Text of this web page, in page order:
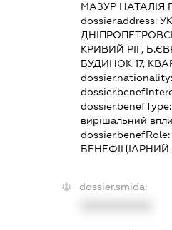
МАЗУР НАТАЛІЯ
dossier.address:
КРИВИЙ РІГ,
БУДИНОК 17,
dossier.benefType:
вирішальний
dossier.benefRole:
dossier.smida: